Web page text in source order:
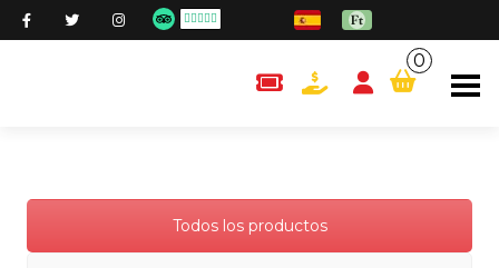
content.cart
0
Todos los productos